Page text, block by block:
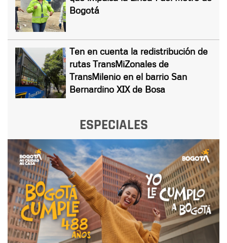
Bogotá
Ten en cuenta la redistribución de
rutas TransMiZonales de
TransMilenio en el barrio San
Bernardino XIX de Bosa
ESPECIALES